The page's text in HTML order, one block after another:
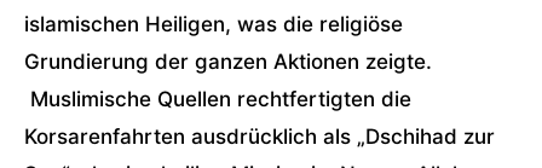
islamischen Heiligen, was die religiöse
Grundierung der ganzen Aktionen zeigte.
Muslimische Quellen rechtfertigten die
Korsarenfahrten ausdrücklich als „Dschihad zur